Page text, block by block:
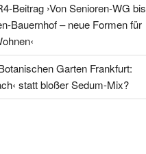
Beitrag ›Von Senioren-WG bis
Bauernhof – neue Formen für
Garten Frankfurt:
statt bloßer Sedum-Mix?